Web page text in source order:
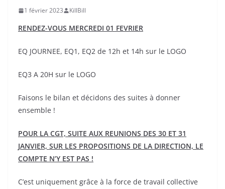
1 février 2023 KillBill
RENDEZ-VOUS MERCREDI 01 FEVRIER
EQ JOURNEE, EQ1, EQ2 de 12h et 14h sur le LOGO
EQ3 A 20H sur le LOGO
Faisons le bilan et décidons des suites à donner
ensemble !
POUR LA CGT, SUITE AUX REUNIONS DES 30 ET 31
JANVIER, SUR LES PROPOSITIONS DE LA DIRECTION, LE
COMPTE N’Y EST PAS !
C’est uniquement grâce à la force de travail collective